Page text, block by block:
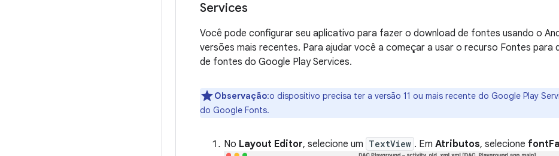
Services
Você pode configurar seu aplicativo para fazer o download de fontes usando o
versões mais recentes. Para ajudar você a começar a usar o recurso Fontes para
de fontes do Google Play Services.
Observação:o dispositivo precisa ter a versão 11 ou mais recente do Google Play
do Google Fonts.
No Layout Editor, selecione um TextView . Em Atributos, selecione